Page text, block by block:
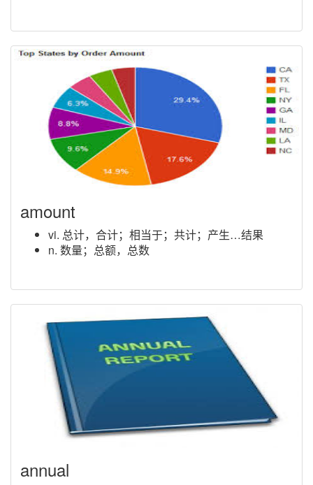
amount
vi. 总计，合计；相当于；共计；产生…结果
n. 数量；总额，总数
annual